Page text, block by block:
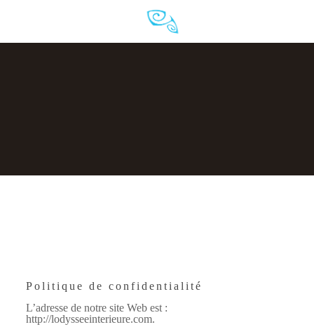
Politique de confidentialité
L’adresse de notre site Web est :
http://lodysseeinterieure.com.